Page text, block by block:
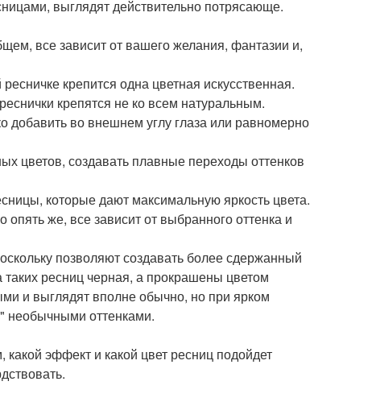
выглядят действительно потрясающе.
все зависит от вашего желания, фантазии и,
крепится одна цветная искусственная.
крепятся не ко всем натуральным.
добавить во внешнем углу глаза или равномерно
цветов, создавать плавные переходы оттенков
которые дают максимальную яркость цвета.
же, все зависит от выбранного оттенка и
позволяют создавать более сдержанный
ресниц черная, а прокрашены цветом
и выглядят вполне обычно, но при ярком
необычными оттенками.
эффект и какой цвет ресниц подойдет